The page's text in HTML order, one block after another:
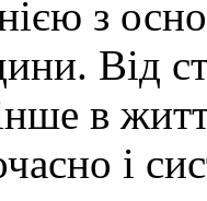
з
Від
в
і